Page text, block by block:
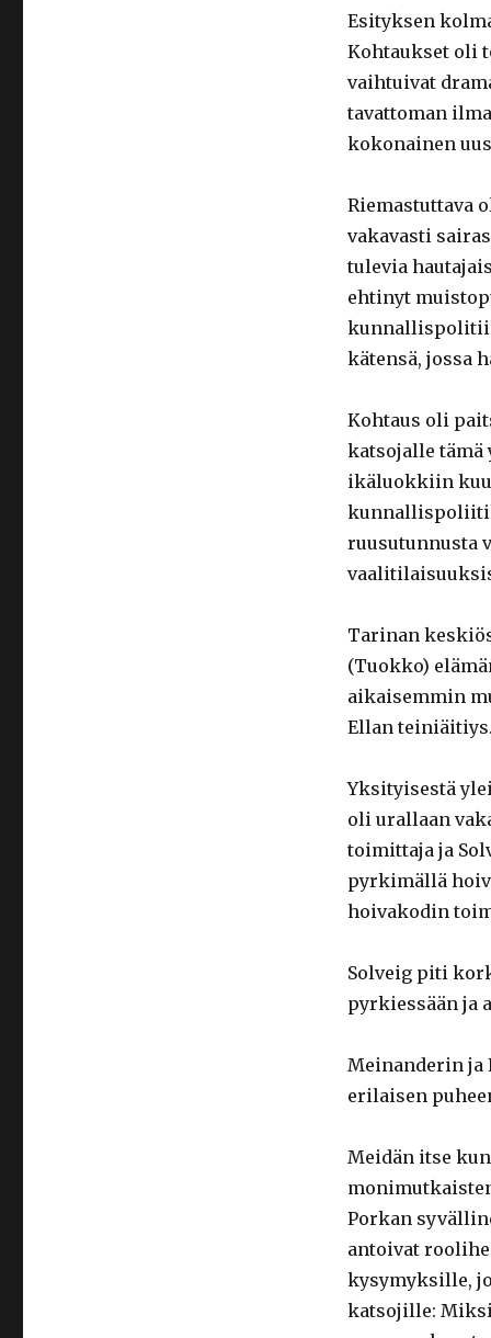
Esityksen
Kohtaukset oli
vaihtuivat
tavattoman
kokonainen
Riemastuttava
vakavasti
tulevia
ehtinyt
kätensä, jossa
Kohtaus oli
katsojalle tämä
ikäluokkiin
ruusutunnusta
Tarinan
(Tuokko)
aikaisemmin
Ellan
Yksityisestä
oli urallaan
toimittaja ja
pyrkimällä
hoivakodin
Solveig piti
pyrkiessään ja
Meinanderin ja
erilaisen
Meidän itse
Porkan
antoivat
kysymyksille,
katsojille: Miksi